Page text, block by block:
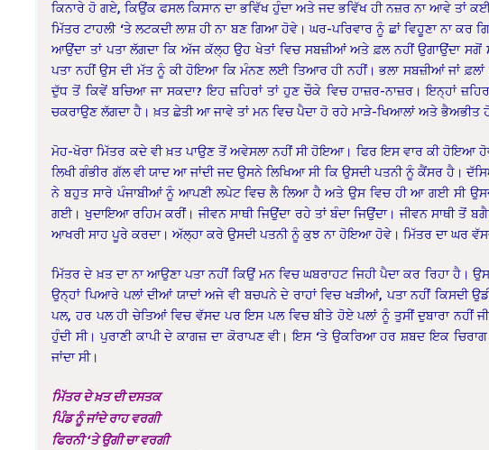
ਕਿਨਾਰੇ ਹੋ ਗਏ, ਕਿਉਂਕ ਫਸਲ ਕਿਸਾਨ ਦਾ ਭਵਿੱਖ ਹੁੰਦਾ ਅਤੇ ਜਦ ਭਵਿੱਖ ਹੀ ਨਜ਼ਰ ਨਾ ਆਵੇ ਤਾਂ ਕਈ
ਮਿੱਤਰ ਟਾਹਲੀ ‘ਤੇ ਲਟਕਦੀ ਲਾਸ਼ ਹੀ ਨਾ ਬਣ ਗਿਆ ਹੋਵੇ। ਘਰ-ਪਰਿਵਾਰ ਨੂੰ ਛਾਂ ਵਿਹੂਣਾ ਨਾ
ਆਉਂਦਾ ਤਾਂ ਪਤਾ ਲੱਗਦਾ ਕਿ ਅੱਜ ਕੱਲ੍ਹ ਉਹ ਖੇਤਾਂ ਵਿਚ ਸਬਜ਼ੀਆਂ ਅਤੇ ਫ਼ਲ ਨਹੀਂ ਉਗਾਉਂਦਾ
ਪਤਾ ਨਹੀਂ ਉਸ ਦੀ ਮੱਤ ਨੂੰ ਕੀ ਹੋਇਆ ਕਿ ਮੰਨਣ ਲਈ ਤਿਆਰ ਹੀ ਨਹੀਂ। ਭਲਾ ਸਬਜ਼ੀਆਂ ਜਾਂ ਫ਼ਲਾਂ
ਦੁੱਧ ਤੋਂ ਕਿਵੇਂ ਬਚਿਆ ਜਾ ਸਕਦਾ? ਇਹ ਜ਼ਹਿਰਾਂ ਤਾਂ ਹੁਣ ਚੌਕੇ ਵਿਚ ਹਾਜ਼ਰ-ਨਾਜ਼ਰ। ਇਨ੍ਹਾਂ
ਚਕਰਾਉਣ ਲੱਗਦਾ ਹੈ। ਖ਼ਤ ਛੇਤੀ ਆ ਜਾਵੇ ਤਾਂ ਮਨ ਵਿਚ ਪੈਦਾ ਹੋ ਰਹੇ ਮਾੜੇ-ਖਿਆਲਾਂ ਅਤੇ ਭੈਅਭੀਤ
ਮੋਹ-ਖੋਰਾ ਮਿੱਤਰ ਕਦੇ ਵੀ ਖ਼ਤ ਪਾਉਣ ਤੋਂ ਅਵੇਸਲਾ ਨਹੀਂ ਸੀ ਹੋਇਆ। ਫਿਰ ਇਸ ਵਾਰ ਕੀ ਹੋਇਆ
ਲਿਖੀ ਗੰਭੀਰ ਗੱਲ ਵੀ ਯਾਦ ਆ ਜਾਂਦੀ ਜਦ ਉਸਨੇ ਲਿਖਿਆ ਸੀ ਕਿ ਉਸਦੀ ਪਤਨੀ ਨੂੰ ਕੈਂਸਰ ਹੈ।
ਨੇ ਬਹੁਤ ਸਾਰੇ ਪੰਜਾਬੀਆਂ ਨੂੰ ਆਪਣੀ ਲਪੇਟ ਵਿਚ ਲੈ ਲਿਆ ਹੈ ਅਤੇ ਉਸ ਵਿਚ ਹੀ ਆ ਗਈ ਸੀ
ਗਈ। ਖੁਦਾਇਆ ਰਹਿਮ ਕਰੀਂ। ਜੀਵਨ ਸਾਥੀ ਜਿਉਂਦਾ ਰਹੇ ਤਾਂ ਬੰਦਾ ਜਿਉਂਦਾ। ਜੀਵਨ ਸਾਥੀ ਤੋਂ
ਆਖਰੀ ਸਾਹ ਪੂਰੇ ਕਰਦਾ। ਅੱਲ੍ਹਾ ਕਰੇ ਉਸਦੀ ਪਤਨੀ ਨੂੰ ਕੁਝ ਨਾ ਹੋਇਆ ਹੋਵੇ। ਮਿੱਤਰ ਦਾ ਘਰ
ਮਿੱਤਰ ਦੇ ਖ਼ਤ ਦਾ ਨਾ ਆਉਣਾ ਪਤਾ ਨਹੀਂ ਕਿਉਂ ਮਨ ਵਿਚ ਘਬਰਾਹਟ ਜਿਹੀ ਪੈਦਾ ਕਰ ਰਿਹਾ ਹੈ।
ਉਨ੍ਹਾਂ ਪਿਆਰੇ ਪਲਾਂ ਦੀਆਂ ਯਾਦਾਂ ਅਜੇ ਵੀ ਬਚਪਨੇ ਦੇ ਰਾਹਾਂ ਵਿਚ ਖੜੀਆਂ, ਪਤਾ ਨਹੀਂ
ਪਲ, ਹਰ ਪਲ ਹੀ ਚੇਤਿਆਂ ਵਿਚ ਵੱਸਦ ਪਰ ਇਸ ਪਲ ਵਿਚ ਬੀਤੇ ਹੋਏ ਪਲਾਂ ਨੂੰ ਤੁਸੀਂ ਦੁਬਾਰਾ ਨਹੀਂ
ਹੁੰਦੀ ਸੀ। ਪੁਰਾਣੀ ਕਾਪੀ ਦੇ ਕਾਗਜ਼ ਦਾ ਕੋਰਾਪਣ ਵੀ। ਇਸ ‘ਤੇ ਉਕਰਿਆ ਹਰ ਸ਼ਬਦ ਇਕ
ਜਾਂਦਾ ਸੀ।
ਮਿੱਤਰ ਦੇ ਖ਼ਤ ਦੀ ਦਸਤਕ
ਪਿੰਡ ਨੂੰ ਜਾਂਦੇ ਰਾਹ ਵਰਗੀ
ਫਿਰਨੀ ‘ਤੇ ਉਗੀ ਚਾ ਵਰਗੀ